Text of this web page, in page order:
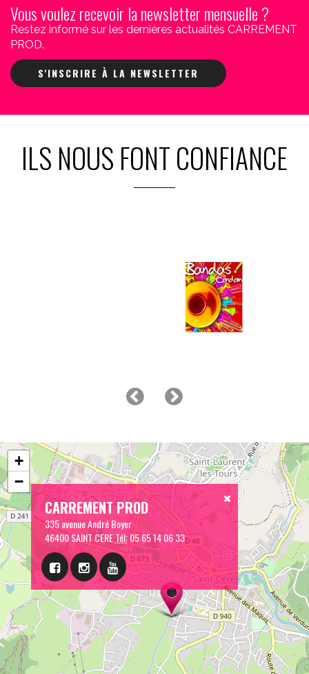
Vous voulez recevoir la newsletter mensuelle ?
Restez informé sur les dernières actualités CARREMENT
PROD.
S'INSCRIRE À LA NEWSLETTER
ILS NOUS FONT CONFIANCE
CARREMENT PROD
335 avenue André Boyer
46400 SAINT CERETél:05 65 14 06 33
+
−